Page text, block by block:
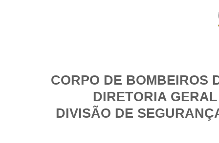
CORPO DE BOMBEIROS
DIRETORIA
DIVISÃO DE